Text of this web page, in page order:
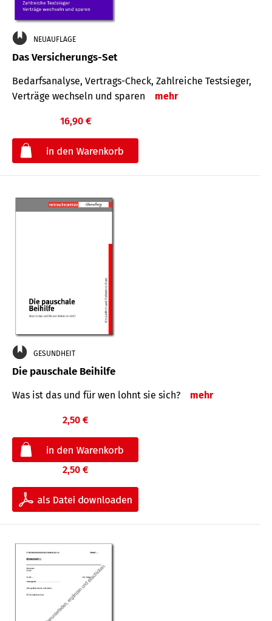
NEUAUFLAGE
Das Versicherungs-Set
Bedarfsanalyse, Vertrags-Check, Zahlreiche Testsieger,
Verträge wechseln und sparen
mehr
16,90 €
GESUNDHEIT
Die pauschale Beihilfe
Was ist das und für wen lohnt sie sich? mehr
2,50 €
2,50 €